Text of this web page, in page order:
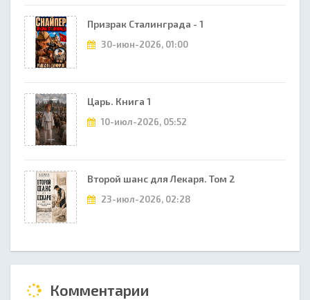
Призрак Сталинграда - 1
30-июн-2026, 01:00
Царь. Книга 1
10-июл-2026, 05:52
Второй шанс для Лекаря. Том 2
23-июл-2026, 02:28
Комментарии